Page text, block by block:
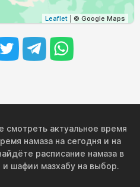
Leaflet | © Google Maps
актуальное время
намаза на сегодня и на
расписание намаза в
шафии мазхабу на выбор.